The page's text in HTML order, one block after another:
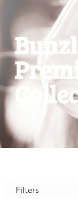
Filters